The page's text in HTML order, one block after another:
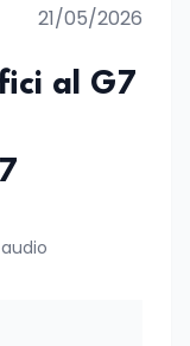
21/05/2026
al G7